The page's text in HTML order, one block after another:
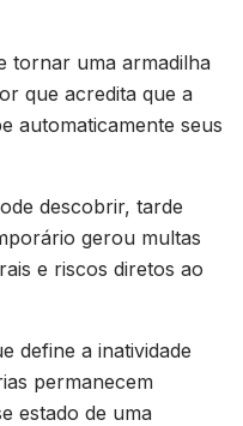
tornar uma armadilha
que acredita que a
automaticamente seus
descobrir, tarde
gerou multas
e riscos diretos ao
define a inatividade
permanecem
estado de uma